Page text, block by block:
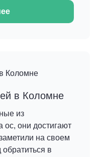
в Коломне
из
ос, они достигают
на своем
обратиться в